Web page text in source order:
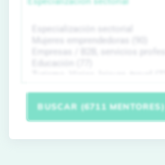
BUSCAR (6711 MENTORES)